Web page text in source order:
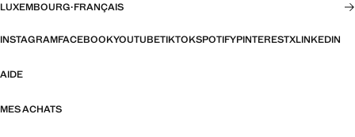
LUXEMBOURG·FRANÇAIS
INSTAGRAMFACEBOOKYOUTUBETIKTOKSPOTIFYPINTERESTXLINKEDIN
AIDE
MES ACHATS